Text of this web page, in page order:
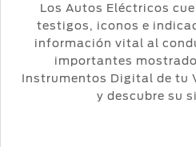
Los Autos Eléctricos
testigos, iconos e
información vital al
importantes
Instrumentos Digital de tu
y descubre su